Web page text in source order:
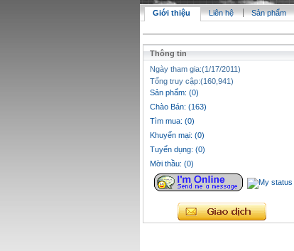
Giới thiệu Liên hệ Sản phẩm
Thông tin
Ngày tham gia:(1/17/2011)
Tổng truy cập:(160,941)
Sản phẩm: (0)
Chào Bán: (163)
Tìm mua: (0)
Khuyến mại: (0)
Tuyển dụng: (0)
Mời thầu: (0)